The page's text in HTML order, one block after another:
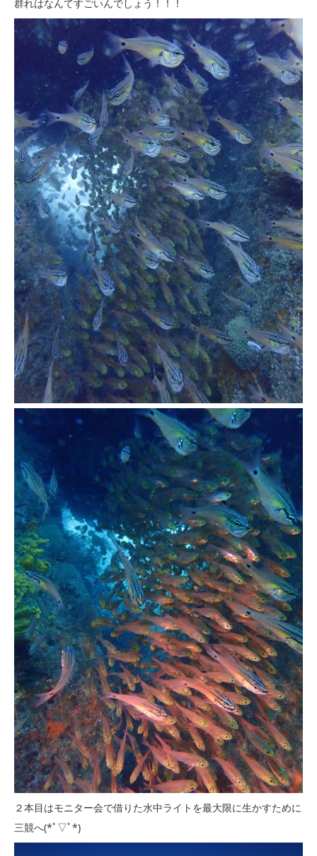
群れはなんてすごいんでしょう！！！
２本目はモニター会で借りた水中ライトを最大限に生かすために
三競へ(*ﾟ▽ﾟ*)